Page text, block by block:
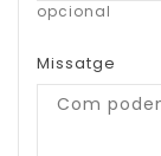
opcional
Missatge